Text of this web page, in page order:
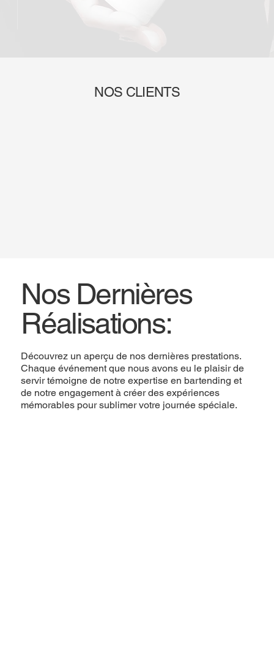
NOS CLIENTS
Nos Dernières
Réalisations:
Découvrez un aperçu de nos dernières prestations.
Chaque événement que nous avons eu le plaisir de
servir témoigne de notre expertise en bartending et
de notre engagement à créer des expériences
mémorables pour sublimer votre journée spéciale.